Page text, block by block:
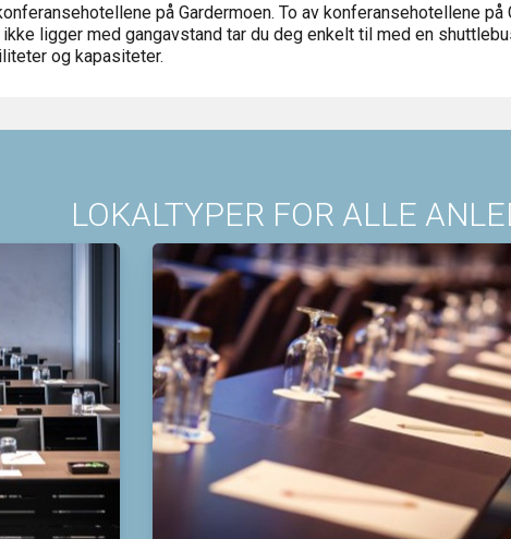
på Gardermoen. To av konferansehotellene
ligger med gangavstand tar du deg enkelt til med en
og kapasiteter.
LOKALTYPER FOR ALLE